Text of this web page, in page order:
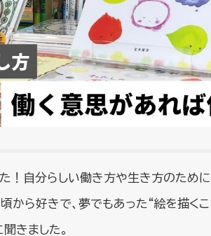
！自分らしい働き方や生き方のため
ら好きで、夢でもあった“絵を描く
きました。